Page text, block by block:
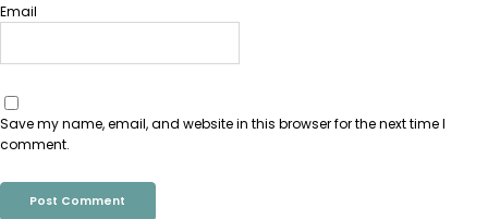
Email
Save my name, email, and website in this browser for the next time I
comment.